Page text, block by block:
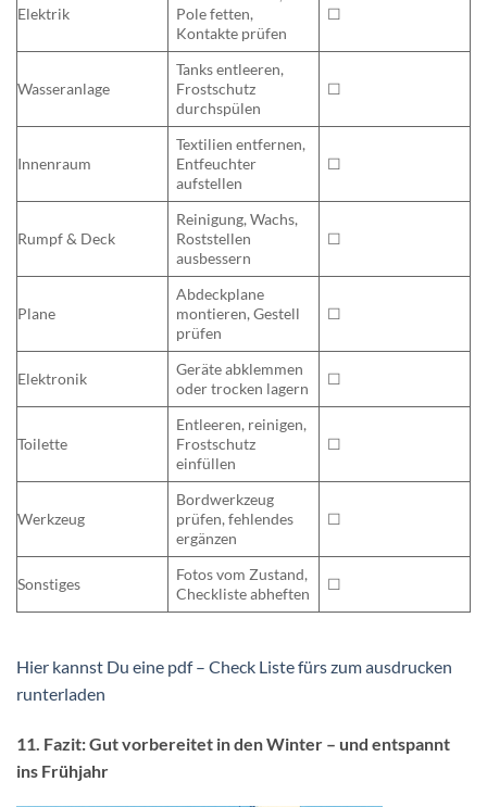
Elektrik
Pole fetten,
Kontakte prüfen
☐
Wasseranlage
Tanks entleeren,
Frostschutz
durchspülen
☐
Innenraum
Textilien entfernen,
Entfeuchter
aufstellen
☐
Rumpf & Deck
Reinigung, Wachs,
Roststellen
ausbessern
☐
Plane
Abdeckplane
montieren, Gestell
prüfen
☐
Elektronik
Geräte abklemmen
oder trocken lagern
☐
Toilette
Entleeren, reinigen,
Frostschutz
einfüllen
☐
Werkzeug
Bordwerkzeug
prüfen, fehlendes
ergänzen
☐
Sonstiges
Fotos vom Zustand,
Checkliste abheften
☐
Hier kannst Du eine pdf – Check Liste fürs zum ausdrucken
runterladen
11. Fazit: Gut vorbereitet in den Winter – und entspannt
ins Frühjahr